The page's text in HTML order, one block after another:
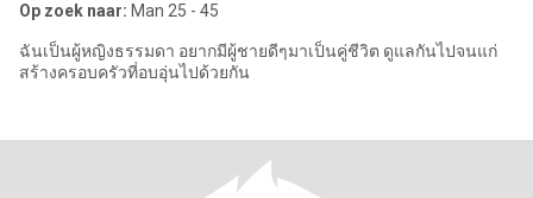
Op zoek naar: Man 25 - 45
ฉันเป็นผู้หญิงธรรมดา อยากมีผู้ชายดีๆมาเป็นคู่ชีวิต ดูแลกันไปจนแก่
สร้างครอบครัวที่อบอุ่นไปด้วยกัน